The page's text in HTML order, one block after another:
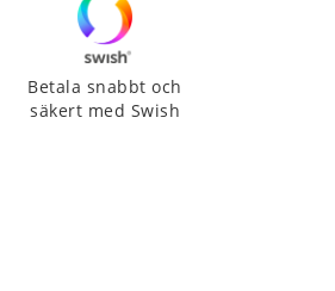
Betala snabbt och
säkert med Swish